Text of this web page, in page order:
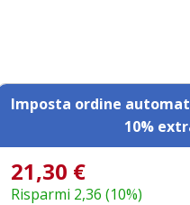
Imposta ordine
10%
21,30 €
Risparmi 2,36 (10%)